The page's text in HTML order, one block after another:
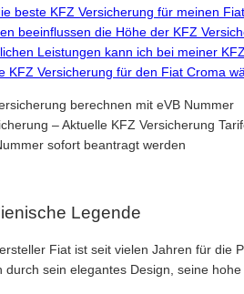
beste KFZ Versicherung für meinen
beeinflussen die Höhe der KFZ
Leistungen kann ich bei meiner
KFZ Versicherung für den Fiat Croma
– Aktuelle KFZ Versicherung
sofort beantragt werden
Legende
Fiat ist seit vielen Jahren für
durch sein elegantes Design, seine